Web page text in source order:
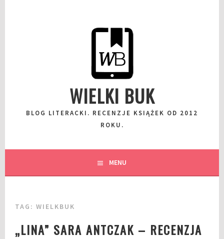
WIELKI BUK
BLOG LITERACKI. RECENZJE KSIĄŻEK OD 2012
ROKU.
MENU
TAG:WIELKBUK
„LINA” SARA ANTCZAK – RECENZJA